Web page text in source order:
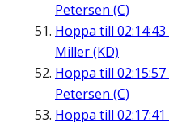
Petersen (C)
Hoppa till 02:14:43
Miller (KD)
Hoppa till 02:15:57
Petersen (C)
Hoppa till 02:17:41